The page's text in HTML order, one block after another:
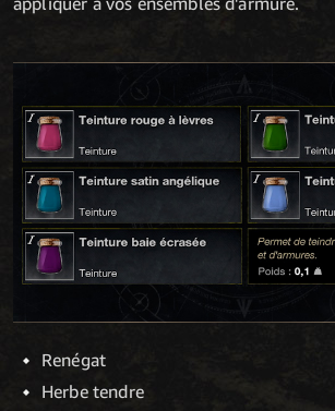
Renégat
Herbe tendre